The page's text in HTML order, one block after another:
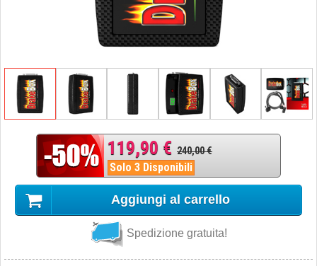
119,90 € 240,00 €
Solo 3 Disponibili
Aggiungi al carrello
Spedizione gratuita!